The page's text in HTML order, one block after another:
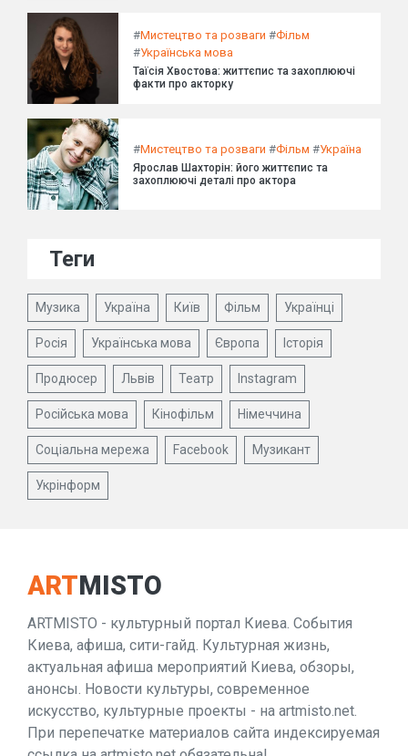
#Мистецтво та розваги #Фільм
#Українська мова
Таїсія Хвостова: життєпис та захоплюючі
факти про акторку
#Мистецтво та розваги #Фільм #Україна
Ярослав Шахторін: його життєпис та
захоплюючі деталі про актора
Теги
Музика Україна Київ Фільм Українці
Росія Українська мова Європа Історія
Продюсер Львів Театр Instagram
Російська мова Кінофільм Німеччина
Соціальна мережа Facebook Музикант
Укрінформ
ARTMISTO
ARTMISTO - культурный портал Киева. События
Киева, афиша, сити-гайд. Культурная жизнь,
актуальная афиша мероприятий Киева, обзоры,
анонсы. Новости культуры, современное
искусство, культурные проекты - на artmisto.net.
При перепечатке материалов сайта индексируемая